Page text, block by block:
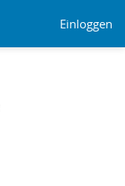
Einloggen